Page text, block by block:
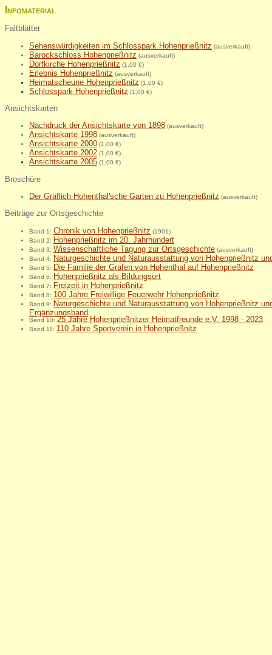
Infomaterial
Faltblätter
Sehenswürdigkeiten im Schlosspark Hohenprießnitz (ausverkauft)
Barockschloss Hohenprießnitz (ausverkauft)
Dorfkirche Hohenprießnitz (1,00 €)
Erlebnis Hohenprießnitz (ausverkauft)
Heimatscheune Hohenprießnitz (1,00 €)
Schlosspark Hohenprießnitz (1,00 €)
Ansichtskarten
Nachdruck der Ansichtskarte von 1898 (ausverkauft)
Ansichtskarte 1998 (ausverkauft)
Ansichtskarte 2000 (1,00 €)
Ansichtskarte 2002 (1,00 €)
Ansichtskarte 2005 (1,00 €)
Broschüre
Der Gräflich Hohenthal'sche Garten zu Hohenprießnitz (ausverkauft)
Beiträge zur Ortsgeschichte
Band 1: Chronik von Hohenprießnitz (1901)
Band 2: Hohenprießnitz im 20. Jahrhundert
Band 3: Wissenschaftliche Tagung zur Ortsgeschichte (ausverkauft)
Band 4: Naturgeschichte und Naturausstattung von Hohenprießnitz
Band 5: Die Familie der Grafen von Hohenthal auf Hohenprießnitz
Band 6: Hohenprießnitz als Bildungsort
Band 7: Freizeit in Hohenprießnitz
Band 8: 100 Jahre Freiwillige Feuerwehr Hohenprießnitz
Band 9: Naturgeschichte und Naturausstattung von Hohenprießnitz
Ergänzungsband
Band 10: 25 Jahre Hohenprießnitzer Heimatfreunde e.V. 1998 - 2023
Band 11: 110 Jahre Sportverein in Hohenprießnitz